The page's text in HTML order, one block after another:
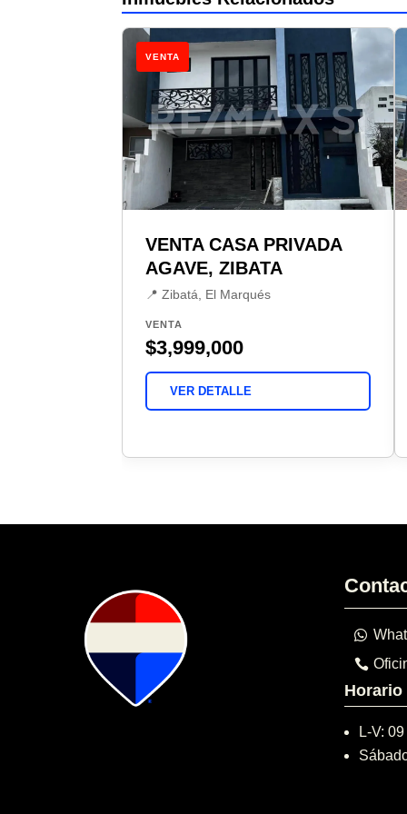
VENTA
VENTA CASA PRIVADA
AGAVE, ZIBATA
📍 Zibatá, El Marqués
VENTA
$3,999,000
VER DETALLE
Horario
L-V: